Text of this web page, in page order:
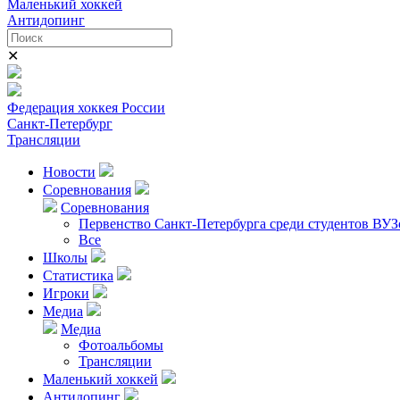
Маленький хоккей
Антидопинг
✕
Федерация хоккея России
Санкт-Петербург
Трансляции
Новости
Соревнования
Соревнования
Первенство Санкт-Петербурга среди студентов
Все
Школы
Статистика
Игроки
Медиа
Медиа
Фотоальбомы
Трансляции
Маленький хоккей
Антидопинг